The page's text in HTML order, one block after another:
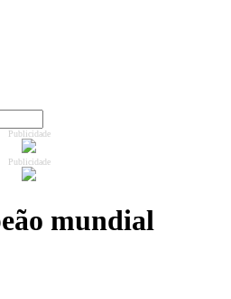
Publicidade
Publicidade
mundial